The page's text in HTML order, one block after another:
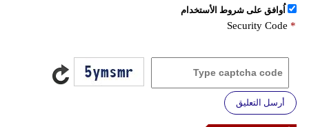
اُوافق على شروط الأستخدام
Security Code *
أرسل التعليق